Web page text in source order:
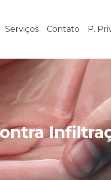
Serviços Contato P.